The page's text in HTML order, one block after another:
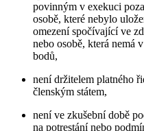
povinným v exekuci
osobě, které nebylo
omezení spočívající ve
nebo osobě, která nemá
bodů,
není držitelem platného
členským státem,
není ve zkušební době
na potrestání nebo